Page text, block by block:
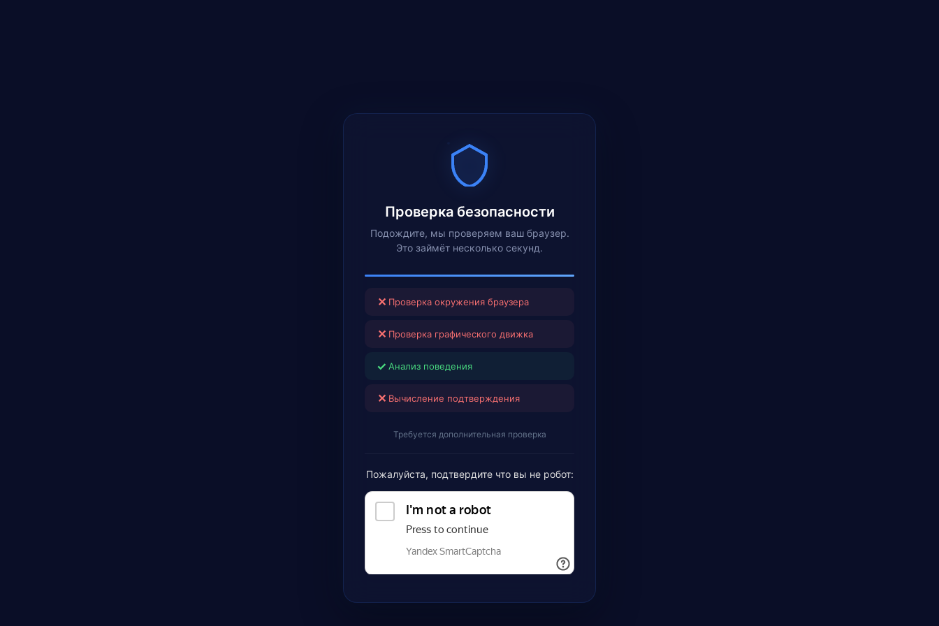
Проверка безопасности
Подождите, мы проверяем ваш браузер.
Это займёт несколько секунд.
✕ Проверка окружения браузера
✕ Проверка графического движка
✓ Анализ поведения
✕ Вычисление подтверждения
Требуется дополнительная проверка
Пожалуйста, подтвердите что вы не робот: